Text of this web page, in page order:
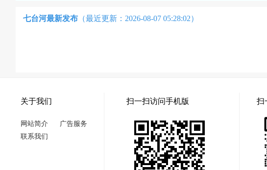
七台河最新发布 （最近更新：2026-08-07 05:28:02）
关于我们
网站简介
广告服务
联系我们
扫一扫访问手机版 扫